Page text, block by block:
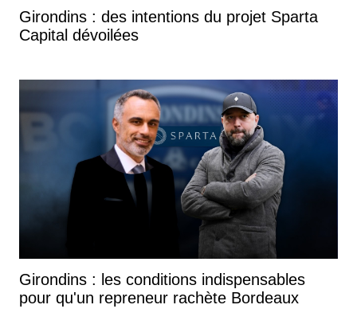
Girondins : des intentions du projet Sparta
Capital dévoilées
Girondins : les conditions indispensables
pour qu'un repreneur rachète Bordeaux